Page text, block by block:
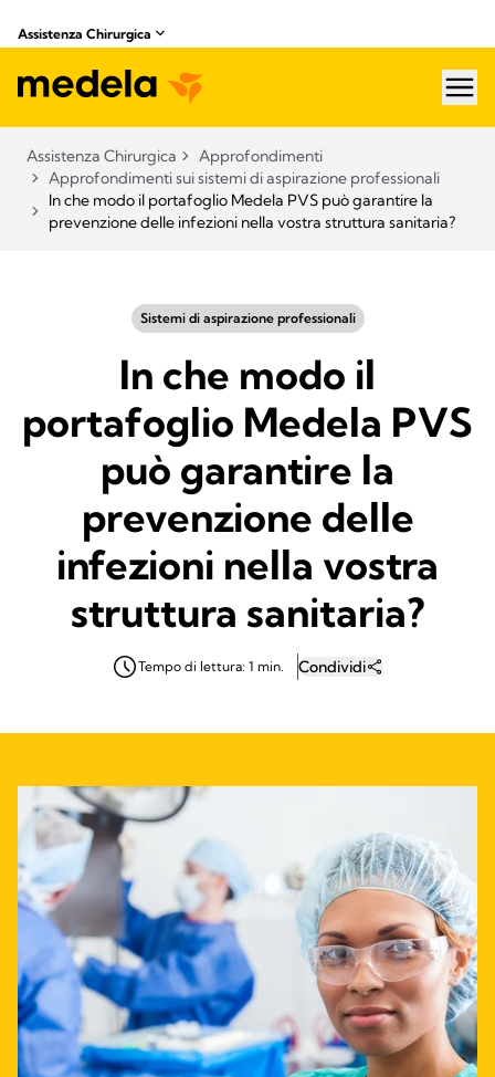
Assistenza Chirurgica
Assistenza Chirurgica
Approfondimenti
Approfondimenti sui sistemi di aspirazione professionali​
In che modo il portafoglio Medela PVS può garantire la
prevenzione delle infezioni nella vostra struttura sanitaria?
Sistemi di aspirazione professionali​
In che modo il
portafoglio Medela PVS
può garantire la
prevenzione delle
infezioni nella vostra
struttura sanitaria?
Tempo di lettura: 1 min. Condividi